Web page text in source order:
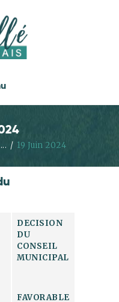
... 19 Juin 2024
DECISION
DU
CONSEIL
MUNICIPAL
FAVORABLE